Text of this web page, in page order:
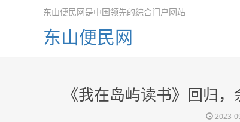
东山便民网是中国领先的综合门户网站
东山便民网
《我在岛屿读书》回归
2023-